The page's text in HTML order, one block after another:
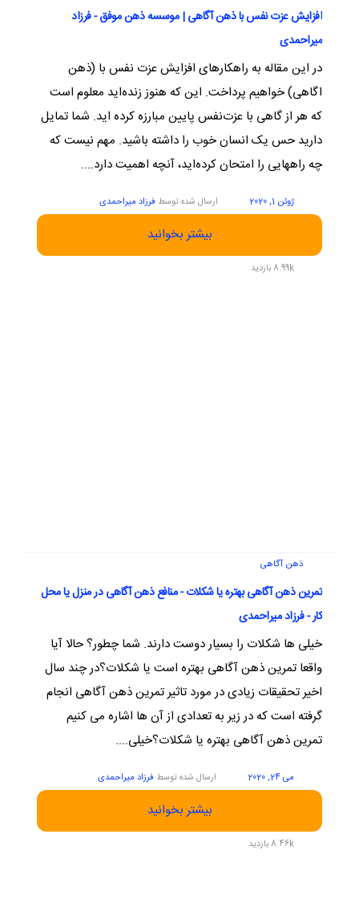
افزایش عزت نفس با ذهن آگاهی | موسسه ذهن موفق - فرزاد
میراحمدی
در این مقاله به راهکارهای افزایش عزت نفس با (ذهن
اگاهی) خواهیم پرداخت. این که هنوز زنده‌اید معلوم است
که هر از گاهی با عزت‌نفس پایین مبارزه کرده اید. شما تمایل
دارید حس یک انسان خوب را داشته باشید. مهم نیست که
چه راههایی را امتحان کرده‌اید، آنچه اهمیت‌ دارد....
ژوئن 1, 2020 ارسال شده توسط فرزاد میراحمدی
بیشتر بخوانید
ذهن آگاهی
تمرین ذهن آگاهی بهتره یا شکلات - منافع ذهن آگاهی در منزل یا محل
کار - فرزاد میراحمدی
خیلی ها شکلات را بسیار دوست دارند. شما چطور؟ حالا آیا
واقعا تمرین ذهن آگاهی بهتره است یا شکلات؟در چند سال
اخیر تحقیقات زیادی در مورد تاثیر تمرین ذهن آگاهی انجام
گرفته است که در زیر به تعدادی از آن ها اشاره می کنیم
تمرین ذهن آگاهی بهتره یا شکلات؟خیلی....
می 24, 2020 ارسال شده توسط فرزاد میراحمدی
بیشتر بخوانید